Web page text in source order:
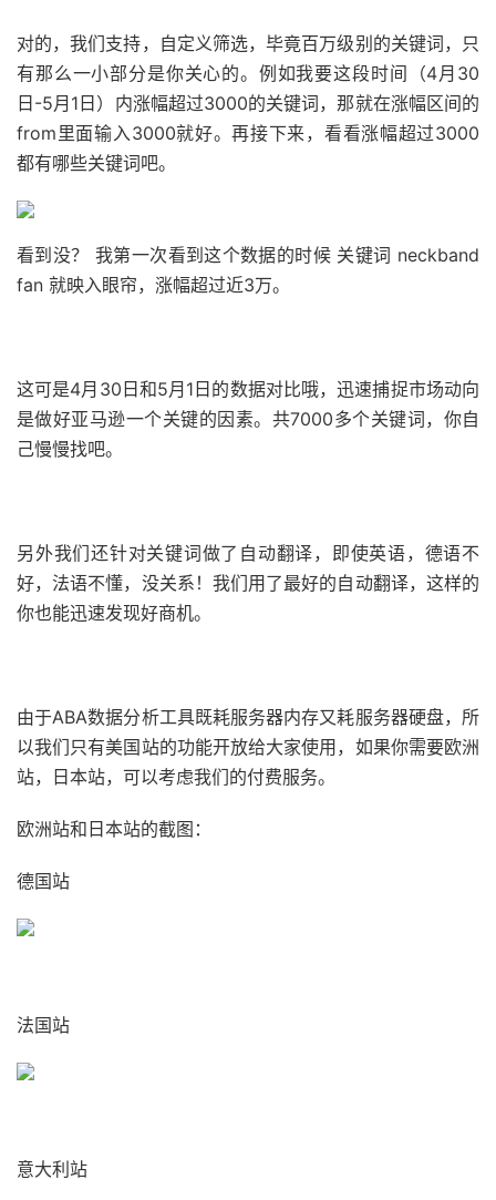
对的，我们支持，自定义筛选，毕竟百万级别的关键词，只
有那么一小部分是你关心的。例如我要这段时间（4月30
日-5月1日）内涨幅超过3000的关键词，那就在涨幅区间的
from里面输入3000就好。再接下来，看看涨幅超过3000
都有哪些关键词吧。
看到没？ 我第一次看到这个数据的时候 关键词 neckband
fan 就映入眼帘，涨幅超过近3万。
这可是4月30日和5月1日的数据对比哦，迅速捕捉市场动向
是做好亚马逊一个关键的因素。共7000多个关键词，你自
己慢慢找吧。
另外我们还针对关键词做了自动翻译，即使英语，德语不
好，法语不懂，没关系！我们用了最好的自动翻译，这样的
你也能迅速发现好商机。
由于ABA数据分析工具既耗服务器内存又耗服务器硬盘，所
以我们只有美国站的功能开放给大家使用，如果你需要欧洲
站，日本站，可以考虑我们的付费服务。
欧洲站和日本站的截图：
德国站
法国站
意大利站